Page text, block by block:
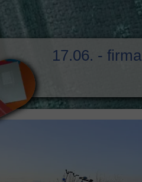
17.06. -